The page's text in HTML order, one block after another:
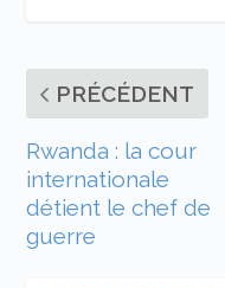
PRÉCÉDENT
Rwanda : la cour
internationale
détient le chef de
guerre